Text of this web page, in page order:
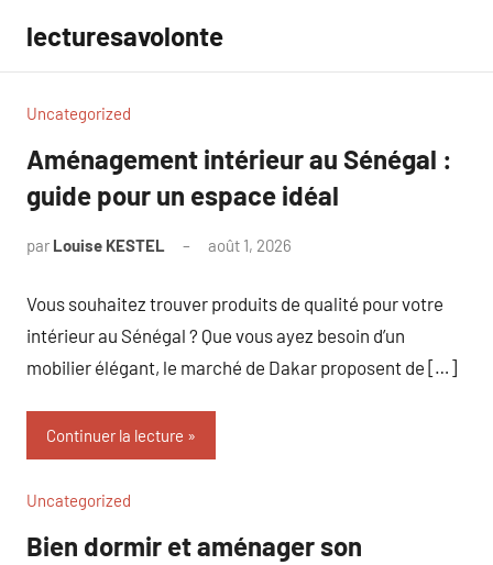
contenu
lecturesavolonte
Uncategorized
Aménagement intérieur au Sénégal :
guide pour un espace idéal
par Louise KESTEL août 1, 2026
Vous souhaitez trouver produits de qualité pour votre
intérieur au Sénégal ? Que vous ayez besoin d’un
mobilier élégant, le marché de Dakar proposent de […]
Continuer la lecture
Uncategorized
Bien dormir et aménager son